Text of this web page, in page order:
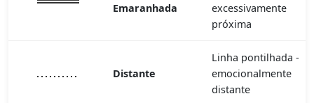
Emaranhada
excessivamente
próxima
Distante
Linha pontilhada -
emocionalmente
distante